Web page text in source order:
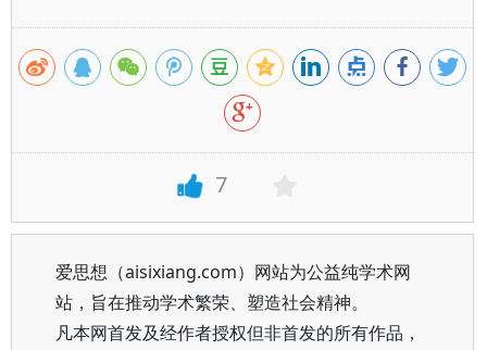
7
爱思想（aisixiang.com）网站为公益纯学术网
站，旨在推动学术繁荣、塑造社会精神。
凡本网首发及经作者授权但非首发的所有作品，